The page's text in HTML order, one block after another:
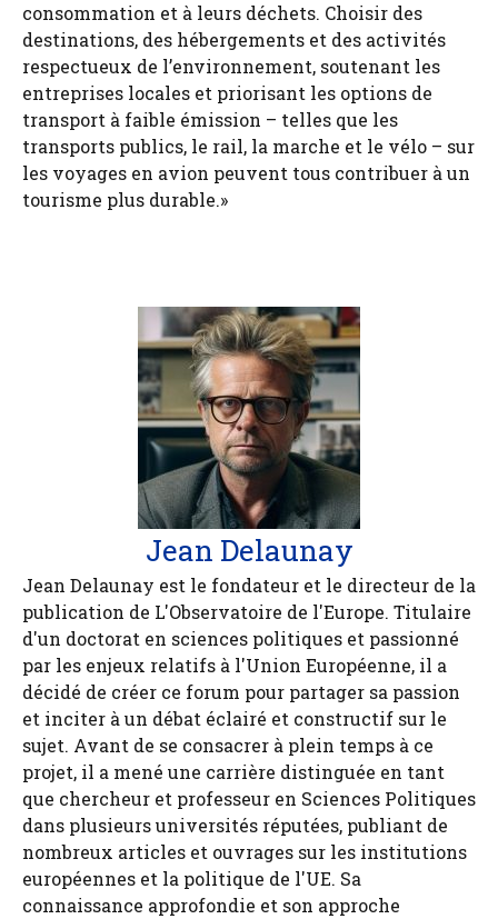
consommation et à leurs déchets. Choisir des
destinations, des hébergements et des activités
respectueux de l’environnement, soutenant les
entreprises locales et priorisant les options de
transport à faible émission – telles que les
transports publics, le rail, la marche et le vélo – sur
les voyages en avion peuvent tous contribuer à un
tourisme plus durable.»
Jean Delaunay
Jean Delaunay est le fondateur et le directeur de la
publication de L'Observatoire de l'Europe. Titulaire
d'un doctorat en sciences politiques et passionné
par les enjeux relatifs à l'Union Européenne, il a
décidé de créer ce forum pour partager sa passion
et inciter à un débat éclairé et constructif sur le
sujet. Avant de se consacrer à plein temps à ce
projet, il a mené une carrière distinguée en tant
que chercheur et professeur en Sciences Politiques
dans plusieurs universités réputées, publiant de
nombreux articles et ouvrages sur les institutions
européennes et la politique de l'UE. Sa
connaissance approfondie et son approche